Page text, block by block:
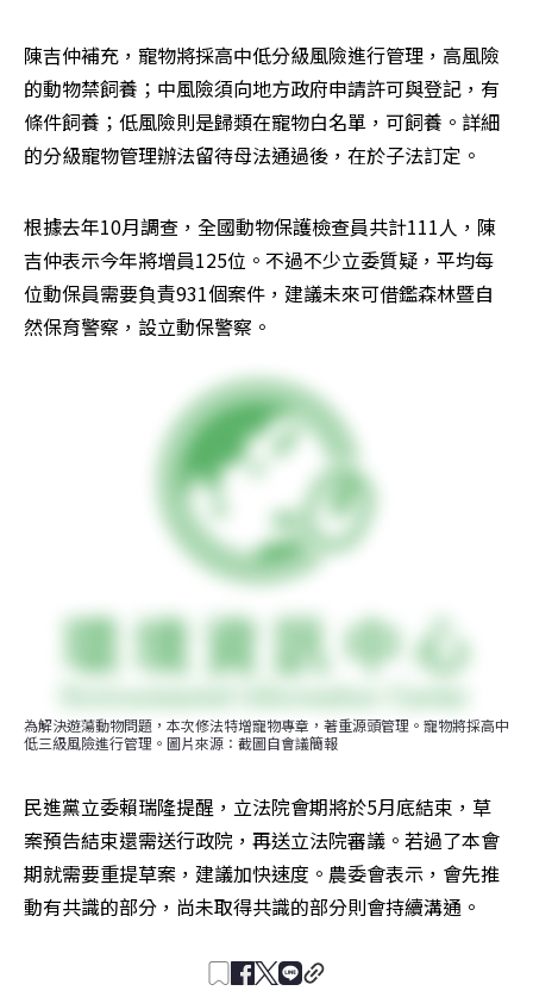
陳吉仲補充，寵物將採高中低分級風險進行管理，高風險
的動物禁飼養；中風險須向地方政府申請許可與登記，有
條件飼養；低風險則是歸類在寵物白名單，可飼養。詳細
的分級寵物管理辦法留待母法通過後，在於子法訂定。
根據去年10月調查，全國動物保護檢查員共計111人，陳
吉仲表示今年將增員125位。不過不少立委質疑，平均每
位動保員需要負責931個案件，建議未來可借鑑森林暨自
然保育警察，設立動保警察。
為解決遊蕩動物問題，本次修法特增寵物專章，著重源頭管理。寵物將採高中
低三級風險進行管理。圖片來源：截圖自會議簡報
民進黨立委賴瑞隆提醒，立法院會期將於5月底結束，草
案預告結束還需送行政院，再送立法院審議。若過了本會
期就需要重提草案，建議加快速度。農委會表示，會先推
動有共識的部分，尚未取得共識的部分則會持續溝通。